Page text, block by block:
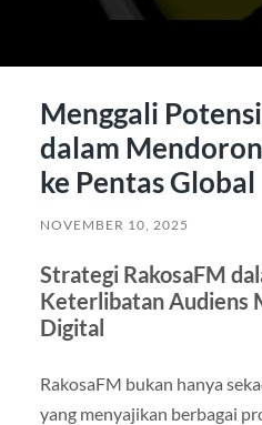
Menggali
dalam
ke Pentas Global
NOVEMBER 10, 2025
Strategi RakosaFM
Keterlibatan Audiens
Digital
RakosaFM bukan hanya
yang menyajikan berbagai